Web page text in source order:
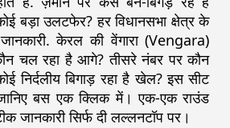
बड़ा उलटफेर? हर विधानसभा क्षेत्र के
केरल की वेंगारा (Vengara)
चल रहा है आगे? तीसरे नंबर पर कौन
निर्दलीय बिगाड़ रहा है खेल? इस सीट
बस एक क्लिक में। एक-एक राउंड
सिर्फ दी लल्लनटॉप पर।